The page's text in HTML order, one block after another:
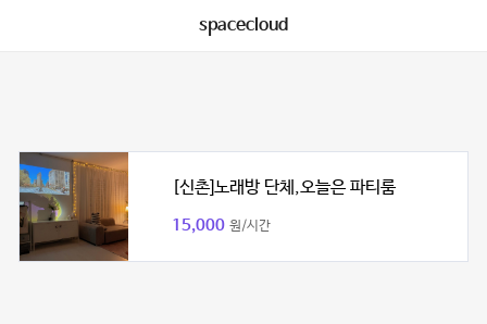
spacecloud
[신촌]노래방 단체,오늘은 파티룸
15,000 원/시간